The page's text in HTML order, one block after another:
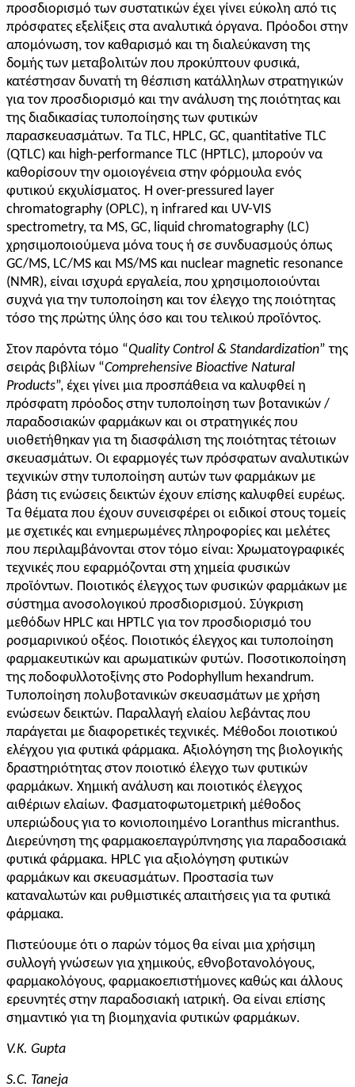
προσδιορισμό των συστατικών έχει γίνει εύκολη από τις
πρόσφατες εξελίξεις στα αναλυτικά όργανα. Πρόοδοι στην
απομόνωση, τον καθαρισμό και τη διαλεύκανση της
δομής των μεταβολιτών που προκύπτουν φυσικά,
κατέστησαν δυνατή τη θέσπιση κατάλληλων στρατηγικών
για τον προσδιορισμό και την ανάλυση της ποιότητας και
της διαδικασίας τυποποίησης των φυτικών
παρασκευασμάτων. Τα TLC, HPLC, GC, quantitative TLC
(QTLC) και high-performance TLC (HPTLC), μπορούν να
καθορίσουν την ομοιογένεια στην φόρμουλα ενός
φυτικού εκχυλίσματος. Η over-pressured layer
chromatography (OPLC), η infrared και UV-VIS
spectrometry, τα MS, GC, liquid chromatography (LC)
χρησιμοποιούμενα μόνα τους ή σε συνδυασμούς όπως
GC/MS, LC/MS και MS/MS και nuclear magnetic resonance
(NMR), είναι ισχυρά εργαλεία, που χρησιμοποιούνται
συχνά για την τυποποίηση και τον έλεγχο της ποιότητας
τόσο της πρώτης ύλης όσο και του τελικού προϊόντος.
Στον παρόντα τόμο “Quality Control & Standardization” της
σειράς βιβλίων “Comprehensive Bioactive Natural
Products”, έχει γίνει μια προσπάθεια να καλυφθεί η
πρόσφατη πρόοδος στην τυποποίηση των βοτανικών /
παραδοσιακών φαρμάκων και οι στρατηγικές που
υιοθετήθηκαν για τη διασφάλιση της ποιότητας τέτοιων
σκευασμάτων. Οι εφαρμογές των πρόσφατων αναλυτικών
τεχνικών στην τυποποίηση αυτών των φαρμάκων με
βάση τις ενώσεις δεικτών έχουν επίσης καλυφθεί ευρέως.
Τα θέματα που έχουν συνεισφέρει οι ειδικοί στους τομείς
με σχετικές και ενημερωμένες πληροφορίες και μελέτες
που περιλαμβάνονται στον τόμο είναι: Χρωματογραφικές
τεχνικές που εφαρμόζονται στη χημεία φυσικών
προϊόντων. Ποιοτικός έλεγχος των φυσικών φαρμάκων με
σύστημα ανοσολογικού προσδιορισμού. Σύγκριση
μεθόδων HPLC και HPTLC για τον προσδιορισμό του
ροσμαρινικού οξέος. Ποιοτικός έλεγχος και τυποποίηση
φαρμακευτικών και αρωματικών φυτών. Ποσοτικοποίηση
της ποδοφυλλοτοξίνης στο Podophyllum hexandrum.
Τυποποίηση πολυβοτανικών σκευασμάτων με χρήση
ενώσεων δεικτών. Παραλλαγή ελαίου λεβάντας που
παράγεται με διαφορετικές τεχνικές. Μέθοδοι ποιοτικού
ελέγχου για φυτικά φάρμακα. Αξιολόγηση της βιολογικής
δραστηριότητας στον ποιοτικό έλεγχο των φυτικών
φαρμάκων. Χημική ανάλυση και ποιοτικός έλεγχος
αιθέριων ελαίων. Φασματοφωτομετρική μέθοδος
υπεριώδους για το κονιοποιημένο Loranthus micranthus.
Διερεύνηση της φαρμακοεπαγρύπνησης για παραδοσιακά
φυτικά φάρμακα. HPLC για αξιολόγηση φυτικών
φαρμάκων και σκευασμάτων. Προστασία των
καταναλωτών και ρυθμιστικές απαιτήσεις για τα φυτικά
φάρμακα.
Πιστεύουμε ότι ο παρών τόμος θα είναι μια χρήσιμη
συλλογή γνώσεων για χημικούς, εθνοβοτανολόγους,
φαρμακολόγους, φαρμακοεπιστήμονες καθώς και άλλους
ερευνητές στην παραδοσιακή ιατρική. Θα είναι επίσης
σημαντικό για τη βιομηχανία φυτικών φαρμάκων.
V.K. Gupta
S.C. Taneja